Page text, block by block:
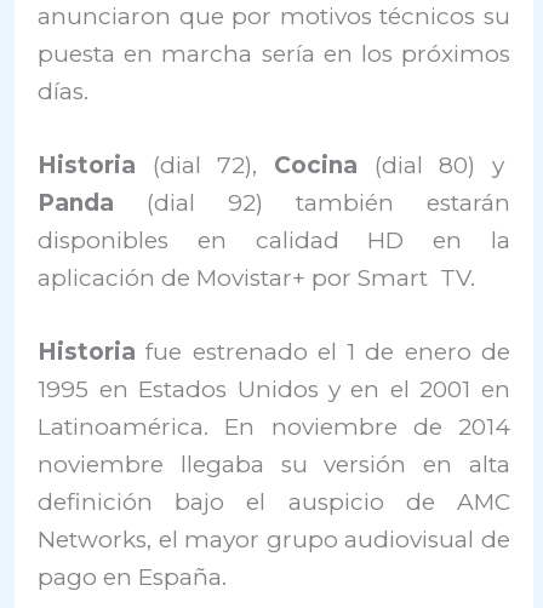
anunciaron que por motivos técnicos su
puesta en marcha sería en los próximos
días.
Historia (dial 72), Cocina (dial 80) y
Panda (dial 92) también estarán
disponibles en calidad HD en la
aplicación de Movistar+ por Smart TV.
Historia fue estrenado el 1 de enero de
1995 en Estados Unidos y en el 2001 en
Latinoamérica. En noviembre de 2014
noviembre llegaba su versión en alta
definición bajo el auspicio de AMC
Networks, el mayor grupo audiovisual de
pago en España.